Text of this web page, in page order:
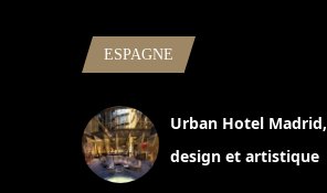
ESPAGNE
Urban Hotel
design et artistique